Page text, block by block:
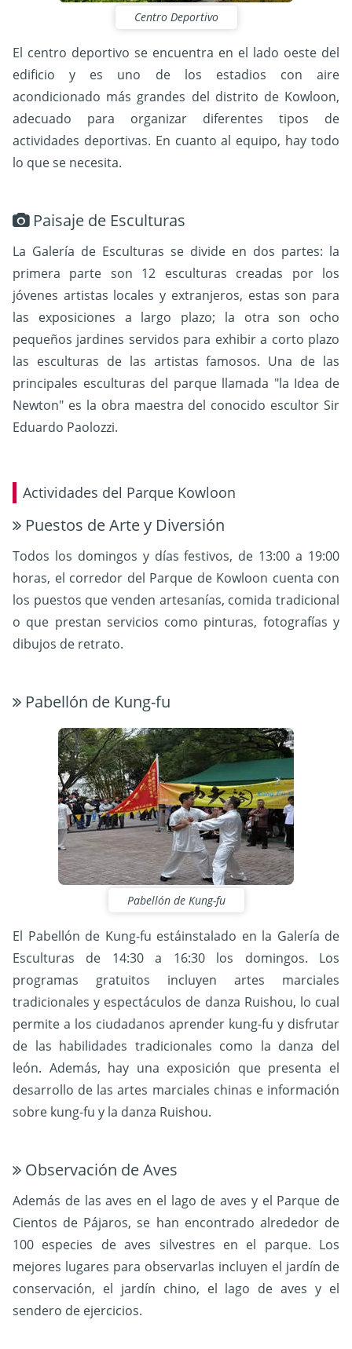
Centro Deportivo
El centro deportivo se encuentra en el lado oeste del
edificio y es uno de los estadios con aire
acondicionado más grandes del distrito de Kowloon,
adecuado para organizar diferentes tipos de
actividades deportivas. En cuanto al equipo, hay todo
lo que se necesita.
Paisaje de Esculturas
La Galería de Esculturas se divide en dos partes: la
primera parte son 12 esculturas creadas por los
jóvenes artistas locales y extranjeros, estas son para
las exposiciones a largo plazo; la otra son ocho
pequeños jardines servidos para exhibir a corto plazo
las esculturas de las artistas famosos. Una de las
principales esculturas del parque llamada "la Idea de
Newton" es la obra maestra del conocido escultor Sir
Eduardo Paolozzi.
Actividades del Parque Kowloon
Puestos de Arte y Diversión
Todos los domingos y días festivos, de 13:00 a 19:00
horas, el corredor del Parque de Kowloon cuenta con
los puestos que venden artesanías, comida tradicional
o que prestan servicios como pinturas, fotografías y
dibujos de retrato.
Pabellón de Kung-fu
Pabellón de Kung-fu
El Pabellón de Kung-fu estáinstalado en la Galería de
Esculturas de 14:30 a 16:30 los domingos. Los
programas gratuitos incluyen artes marciales
tradicionales y espectáculos de danza Ruishou, lo cual
permite a los ciudadanos aprender kung-fu y disfrutar
de las habilidades tradicionales como la danza del
león. Además, hay una exposición que presenta el
desarrollo de las artes marciales chinas e información
sobre kung-fu y la danza Ruishou.
Observación de Aves
Además de las aves en el lago de aves y el Parque de
Cientos de Pájaros, se han encontrado alrededor de
100 especies de aves silvestres en el parque. Los
mejores lugares para observarlas incluyen el jardín de
conservación, el jardín chino, el lago de aves y el
sendero de ejercicios.